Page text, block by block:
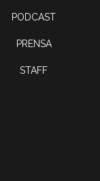
PODCAST
PRENSA
STAFF